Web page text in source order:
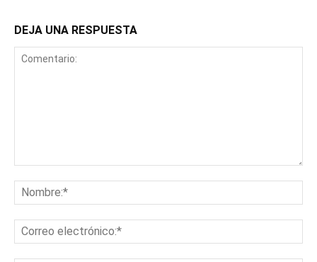
DEJA UNA RESPUESTA